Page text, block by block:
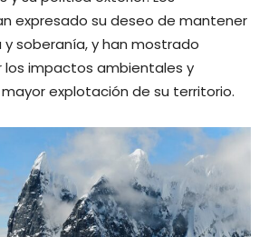
expresado su deseo de mantener
soberanía, y han mostrado
los impactos ambientales y
explotación de su territorio.